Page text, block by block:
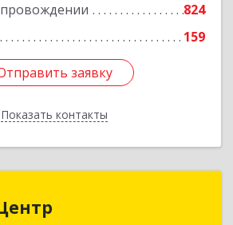
824
159
заявку
Показать контакты
заявку
Назад